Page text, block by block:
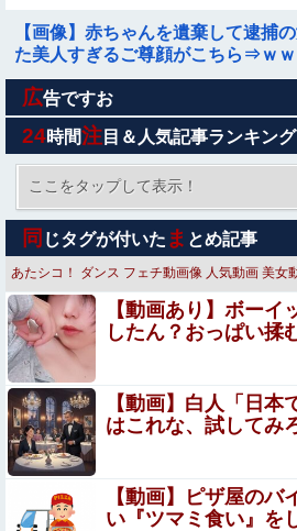
【画像】赤ちゃんを遺棄して逮捕
た美人すぎるご尊顔がこちら⇒ｗ
高市総理「物価上昇を上回る賃上
→国家公務員の月給大幅増額(約
イらは❓」
島村卯月♥️アイドルNTR調教
「被告はモンスター」元ジャンポ
年求刑でほぼ実刑確実？弁護側の
令和のダラさん 第6話 感想：ダラ
散！修行すれば本当に悪霊ハンタ
★【ワートリ】今月第263話「遠
話コメント用】
【画像】 本田望結の妹、本田望結
うｗ
【画像】全盛期・宮沢りえ vs 橋
本の頂点決めようぜ！
広告ですお
24時間注 目＆人気記事ランキング
ここをタップして表示！
同 じタグが付いた ま とめ記事
あたシコ！ ダンス フェチ動画像 人気動画 美女
【動画あり】ボーイ
したん？おっぱい揉
【動画】白人「日本
はこれな、試してみ
【動画】ピザ屋のバ
い『ツマミ食い』を